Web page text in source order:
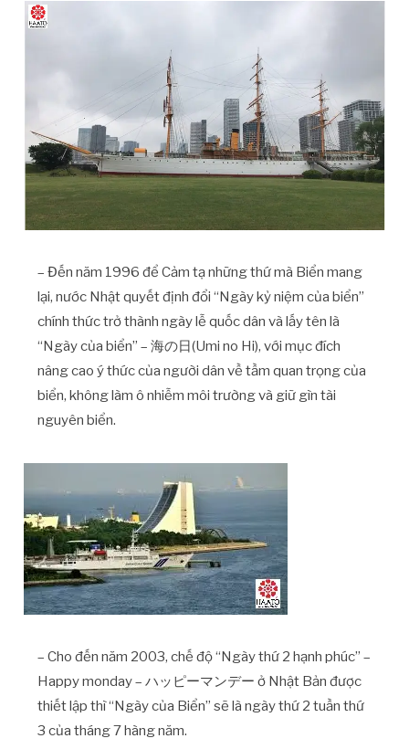
– Đến năm 1996 để Cảm tạ những thứ mà Biển mang
lại, nước Nhật quyết định đổi “Ngày kỷ niệm của biển”
chính thức trở thành ngày lễ quốc dân và lấy tên là
“Ngày của biển” – 海の日(Umi no Hi), với mục đích
nâng cao ý thức của người dân về tầm quan trọng của
biển, không làm ô nhiễm môi trường và giữ gìn tài
nguyên biển.
– Cho đến năm 2003, chế độ “Ngày thứ 2 hạnh phúc” –
Happy monday – ハッピーマンデー ở Nhật Bản được
thiết lập thì “Ngày của Biển” sẽ là ngày thứ 2 tuần thứ
3 của tháng 7 hàng năm.